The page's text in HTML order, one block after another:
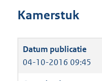
Kamerstuk
04-10-2016 09:45